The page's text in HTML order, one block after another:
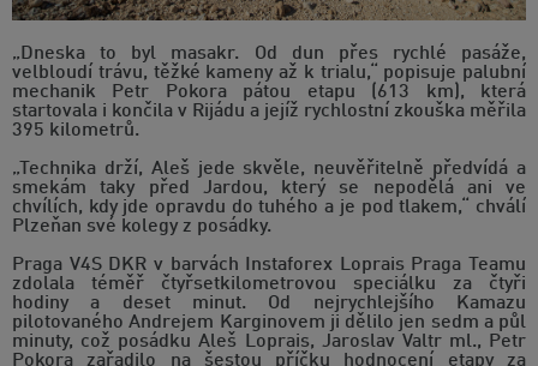
„Dneska to byl masakr. Od dun přes rychlé pasáže,
velbloudí trávu, těžké kameny až k trialu,“ popisuje palubní
mechanik Petr Pokora pátou etapu (613 km), která
startovala i končila v Rijádu a jejíž rychlostní zkouška měřila
395 kilometrů.
„Technika drží, Aleš jede skvěle, neuvěřitelně předvídá a
smekám taky před Jardou, který se nepodělá ani ve
chvílích, kdy jde opravdu do tuhého a je pod tlakem,“ chválí
Plzeňan své kolegy z posádky.
Praga V4S DKR v barvách Instaforex Loprais Praga Teamu
zdolala téměř čtyřsetkilometrovou speciálku za čtyři
hodiny a deset minut. Od nejrychlejšího Kamazu
pilotovaného Andrejem Karginovem ji dělilo jen sedm a půl
minuty, což posádku Aleš Loprais, Jaroslav Valtr ml., Petr
Pokora zařadilo na šestou příčku hodnocení etapy za